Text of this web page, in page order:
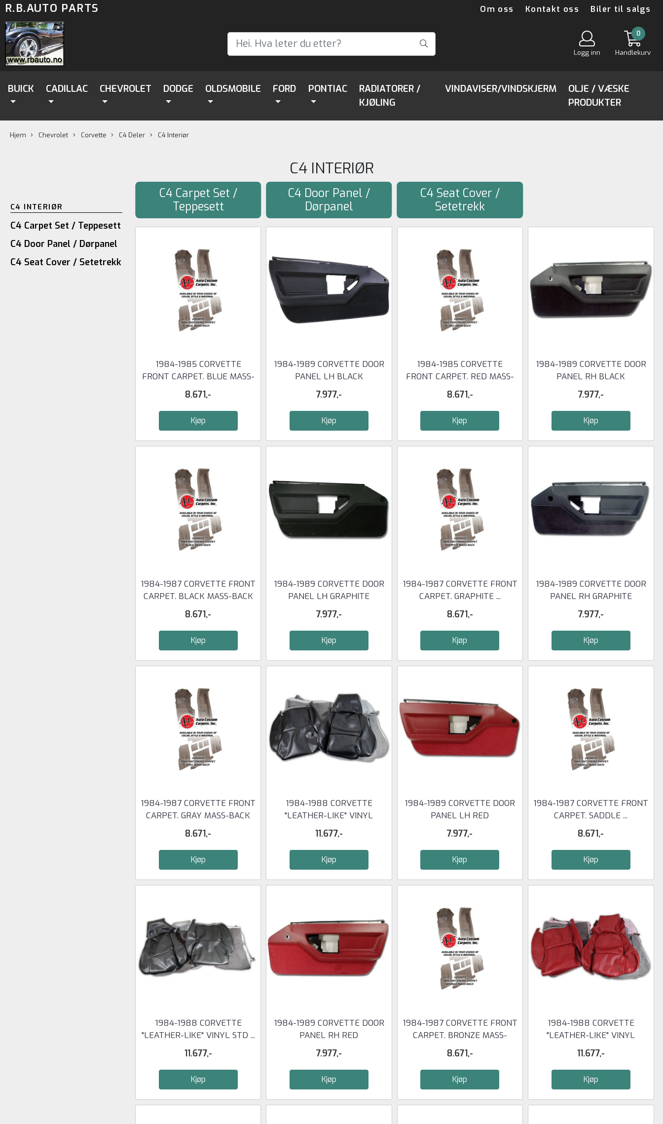
R.B.AUTO PARTS Om oss Kontakt oss Biler til salgs
Logg inn
0
Handlekurv
BUICK CADILLAC CHEVROLET DODGE OLDSMOBILE FORD PONTIAC
RADIATORER /
KJØLING
VINDAVISER/VINDSKJERM
OLJE / VÆSKE
PRODUKTER
Hjem Chevrolet Corvette C4 Deler C4 Interiør
C4 INTERIØR
C4 INTERIØR
C4 Carpet Set / Teppesett
C4 Door Panel / Dørpanel
C4 Seat Cover / Setetrekk
C4 Carpet Set /
Teppesett
C4 Door Panel /
Dørpanel
C4 Seat Cover /
Setetrekk
1984-1985 CORVETTE
FRONT CARPET. BLUE MASS-
BACK
8.671,-
Kjøp
1984-1989 CORVETTE DOOR
PANEL LH BLACK
7.977,-
Kjøp
1984-1985 CORVETTE
FRONT CARPET. RED MASS-
BACK
8.671,-
Kjøp
1984-1989 CORVETTE DOOR
PANEL RH BLACK
7.977,-
Kjøp
1984-1987 CORVETTE FRONT
CARPET. BLACK MASS-BACK
8.671,-
Kjøp
1984-1989 CORVETTE DOOR
PANEL LH GRAPHITE
7.977,-
Kjøp
1984-1987 CORVETTE FRONT
CARPET. GRAPHITE ...
8.671,-
Kjøp
1984-1989 CORVETTE DOOR
PANEL RH GRAPHITE
7.977,-
Kjøp
1984-1987 CORVETTE FRONT
CARPET. GRAY MASS-BACK
8.671,-
Kjøp
1984-1988 CORVETTE
"LEATHER-LIKE" VINYL
STANDARD ...
11.677,-
Kjøp
1984-1989 CORVETTE DOOR
PANEL LH RED
7.977,-
Kjøp
1984-1987 CORVETTE FRONT
CARPET. SADDLE ...
8.671,-
Kjøp
1984-1988 CORVETTE
"LEATHER-LIKE" VINYL STD ...
11.677,-
Kjøp
1984-1989 CORVETTE DOOR
PANEL RH RED
7.977,-
Kjøp
1984-1987 CORVETTE FRONT
CARPET. BRONZE MASS-
BACK
8.671,-
Kjøp
1984-1988 CORVETTE
"LEATHER-LIKE" VINYL
STANDARD ...
11.677,-
Kjøp